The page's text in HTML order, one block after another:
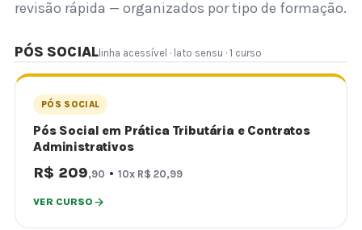
revisão rápida — organizados por tipo de formação.
PÓS SOCIAL linha acessível · lato sensu · 1 curso
PÓS SOCIAL
Pós Social em Prática Tributária e Contratos
Administrativos
R$ 209,90 · 10x R$ 20,99
VER CURSO